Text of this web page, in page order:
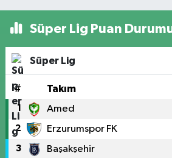
Süper Lig Puan
Süper Lig
# Takım
1 Amed
2 Erzurumspor FK
3 Başakşehir